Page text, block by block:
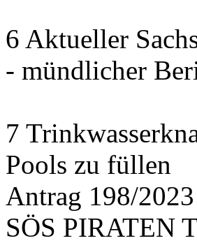
6 Aktueller
- mündlicher
7
Pools zu füllen
Antrag 198/
SÖS PIRATEN